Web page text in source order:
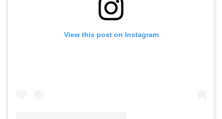
View this post on Instagram